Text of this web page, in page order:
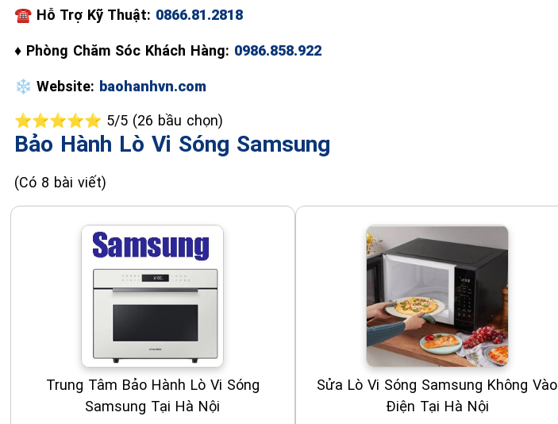
☎ Hỗ Trợ Kỹ Thuật: 0866.81.2818
♦ Phòng Chăm Sóc Khách Hàng: 0986.858.922
❄️ Website: baohanhvn.com
⭐⭐⭐⭐⭐ 5/5 (26 bầu chọn)
Bảo Hành Lò Vi Sóng Samsung
(Có 8 bài viết)
Trung Tâm Bảo Hành Lò Vi Sóng
Samsung Tại Hà Nội
Sửa Lò Vi Sóng Samsung Không Vào
Điện Tại Hà Nội